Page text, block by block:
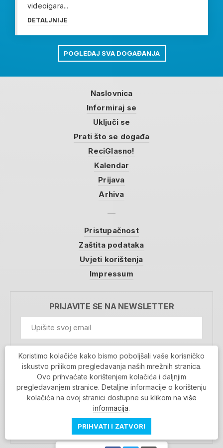
videoigara...
DETALJNIJE
POGLEDAJ SVA DOGAĐANJA
Naslovnica
Informiraj se
Uključi se
Prati što se događa
ReciGlasno!
Kalendar
Prijava
Arhiva
Pristupačnost
Zaštita podataka
Uvjeti korištenja
Impressum
PRIJAVITE SE NA NEWSLETTER
Prihvaćam da se moji podaci spremaju u bazu
podataka i koriste u svrhu slanja MojaRijeka
newslettera
MOJARIJEKA NEWSLETTER
PRIJAVI SE
Koristimo kolačiće kako bismo poboljšali vaše korisničko
iskustvo prilikom pregledavanja naših mrežnih stranica.
Ovo prihvaćate korištenjem kolačića i daljnjim
pregledavanjem stranice. Detaljne informacije o korištenju
kolačića na ovoj stranici dostupne su klikom na više
informacija.
PRIHVATI I ZATVORI